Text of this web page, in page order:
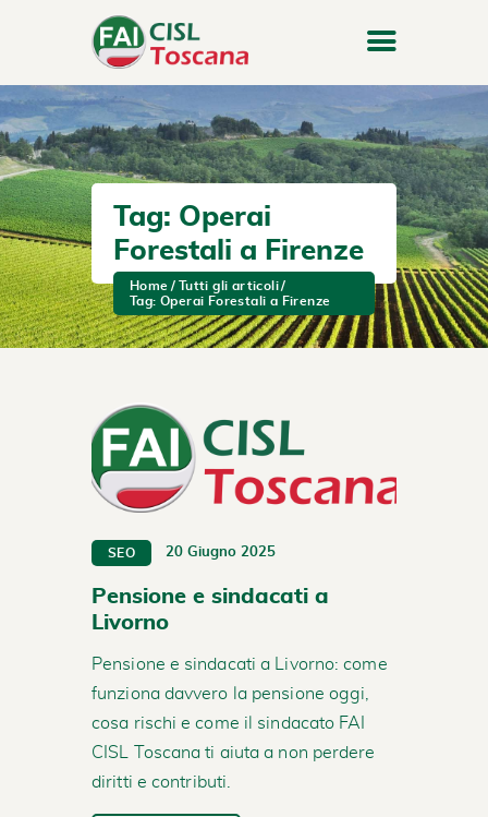
Tag: Operai
Forestali a Firenze
Home
Tutti gli articoli
Tag: Operai Forestali a Firenze
SEO 20 Giugno 2025
Pensione e sindacati a
Livorno
Pensione e sindacati a Livorno: come
funziona davvero la pensione oggi,
cosa rischi e come il sindacato FAI
CISL Toscana ti aiuta a non perdere
diritti e contributi.